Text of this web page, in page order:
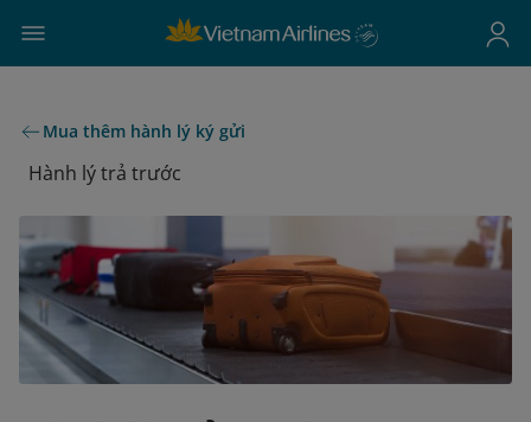
Mua thêm hành lý ký gửi
Hành lý trả trước